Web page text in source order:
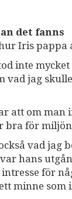
det fanns
Iris pappa
inte
vad jag
att om man
bra för
vad jag
hans
för
minne som